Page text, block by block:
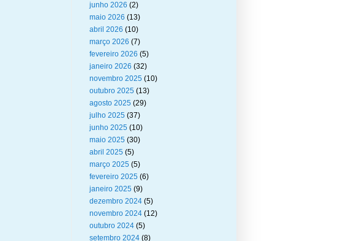
junho 2026 (2)
maio 2026 (13)
abril 2026 (10)
março 2026 (7)
fevereiro 2026 (5)
janeiro 2026 (32)
novembro 2025 (10)
outubro 2025 (13)
agosto 2025 (29)
julho 2025 (37)
junho 2025 (10)
maio 2025 (30)
abril 2025 (5)
março 2025 (5)
fevereiro 2025 (6)
janeiro 2025 (9)
dezembro 2024 (5)
novembro 2024 (12)
outubro 2024 (5)
setembro 2024 (8)